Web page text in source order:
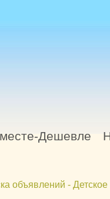
Дешевле
объявлений - Детское